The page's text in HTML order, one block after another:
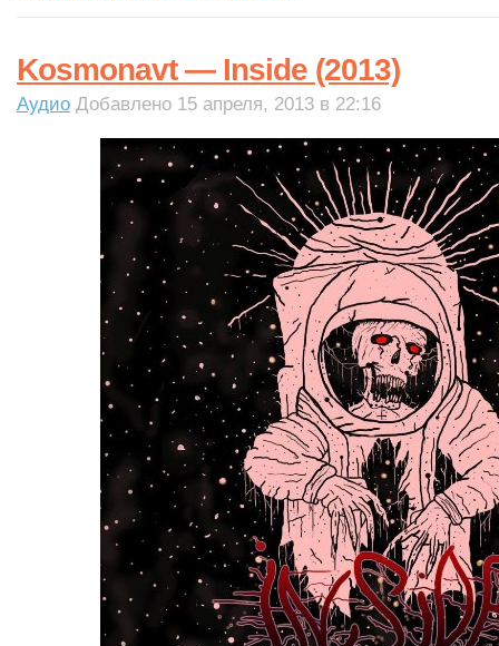
Kosmonavt — Inside (2013)
Аудио Добавлено 15 апреля, 2013 в 22:16